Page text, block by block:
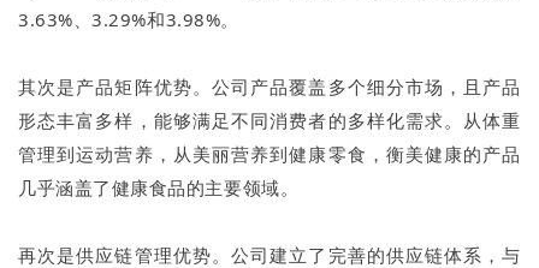
3.63%、3.29%和3.98%。
其次是产品矩阵优势。公司产品覆盖多个细分市场，且产品
形态丰富多样，能够满足不同消费者的多样化需求。从体重
管理到运动营养，从美丽营养到健康零食，衡美健康的产品
几乎涵盖了健康食品的主要领域。
再次是供应链管理优势。公司建立了完善的供应链体系，与